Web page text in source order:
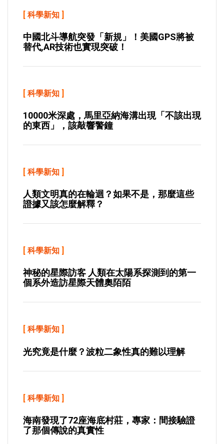
[ 科學新知 ]
中國北斗導航突發「新規」！美國GPS將被
替代,AR技術也實現突破！
[ 科學新知 ]
10000米深處，馬里亞納海溝出現「不該出現
的東西」，該敲響警鐘
[ 科學新知 ]
人類文明真的在輪迴？如果不是，那麼這些
證據又該怎麼解釋？
[ 科學新知 ]
神秘的星際訪客 人類在太陽系探測到的第一
個系外造訪星際天體奧陌陌
[ 科學新知 ]
光究竟是什麼？波粒二象性真的難以理解
[ 科學新知 ]
海南發現了72座海底村莊，專家：間接驗證
了那個傳說的真實性